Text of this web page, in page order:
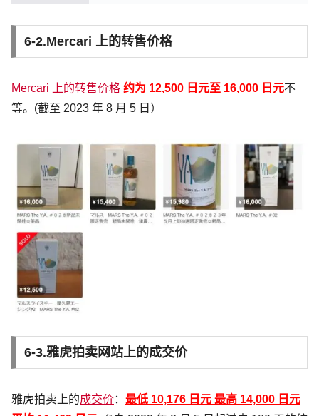
6-2.Mercari 上的转售价格
Mercari 上的转售价格 约为 12,500 日元至 16,000 日元不
等。(截至 2023 年 8 月 5 日）
6-3.雅虎拍卖网站上的成交价
雅虎拍卖上的成交价： 最低 10,176 日元 最高 14,000 日元